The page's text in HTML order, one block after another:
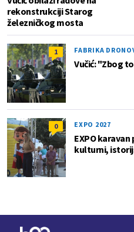
rekonstrukciji Starog
železničkog mosta
1 FABRIKA
Vučić: "Zbog
0 EXPO 2027
EXPO
kulturni,